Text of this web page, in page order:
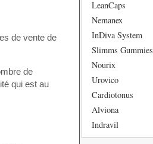
de vente de
de
qui est au
LeanCaps
Nemanex
InDiva System
Slimms Gummies
Nourix
Urovico
Cardiotonus
Alviona
Indravil